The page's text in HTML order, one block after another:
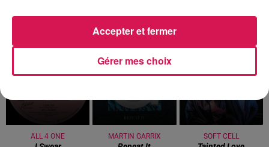
ALL 4 ONE
20h19
20h19
MARTIN GARRIX SOFT CELL
Gérer mes choix
Accepter et fermer